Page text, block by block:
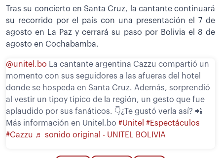
Tras su concierto en Santa Cruz, la cantante continuará
su recorrido por el país con una presentación el 7 de
agosto en La Paz y cerrará su paso por Bolivia el 8 de
agosto en Cochabamba.
@unitel.bo La cantante argentina Cazzu compartió un
momento con sus seguidores a las afueras del hotel
donde se hospeda en Santa Cruz. Además, sorprendió
al vestir un tipoy típico de la región, un gesto que fue
aplaudido por sus fanáticos. 👇¿Te gustó verla así? 📲
Más información en Unitel.bo #Unitel #Espectáculos
#Cazzu ♬ sonido original - UNITEL BOLIVIA